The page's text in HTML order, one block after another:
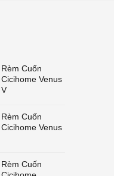
Rèm Cuốn
Cicihome Venus
V
Rèm Cuốn
Cicihome Venus
Rèm Cuốn